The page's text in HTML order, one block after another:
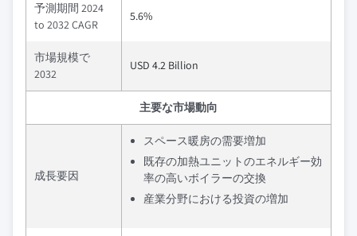
予測期間 2024
to 2032 CAGR
5.6%
市場規模で
2032
USD 4.2 Billion
主要な市場動向
成長要因
スペース暖房の需要増加
既存の加熱ユニットのエネルギー効
率の高いボイラーの交換
産業分野における投資の増加